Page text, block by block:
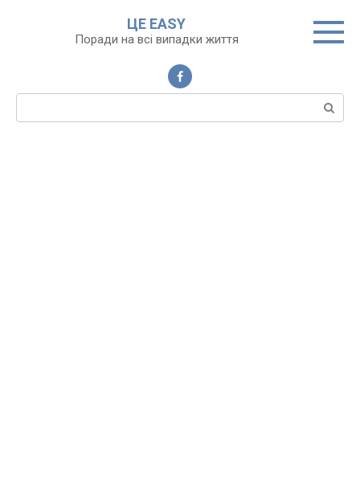
ЦЕ EASY
Поради на всі випадки життя
Пошук: